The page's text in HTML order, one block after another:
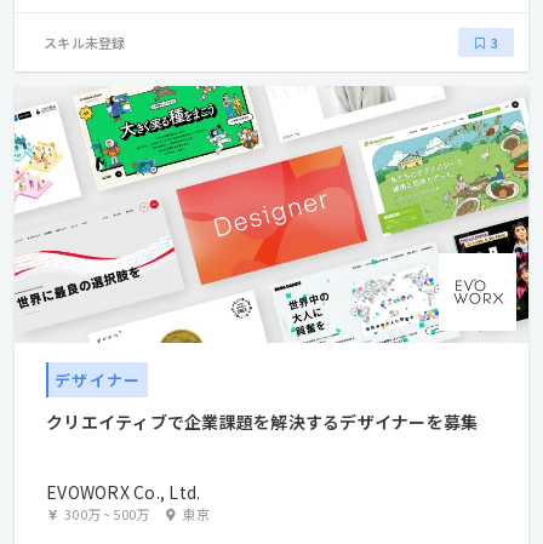
スキル未登録 3
デザイナー
クリエイティブで企業課題を解決するデザイナーを募集
EVOWORX Co., Ltd.
300万~500万 東京